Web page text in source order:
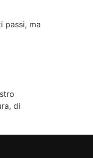
passi, ma
di